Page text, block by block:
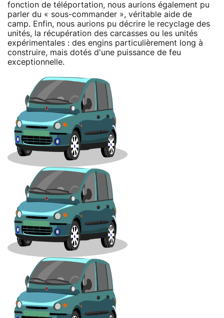
fonction de téléportation, nous aurions également pu
parler du « sous-commander », véritable aide de
camp. Enfin, nous aurions pu décrire le recyclage des
unités, la récupération des carcasses ou les unités
expérimentales : des engins particulièrement long à
construire, mais dotés d'une puissance de feu
exceptionnelle.